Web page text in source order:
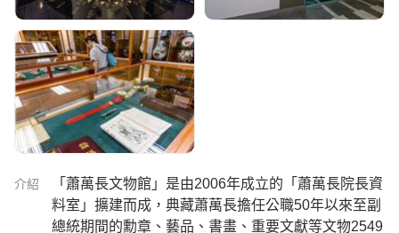
介紹
「蕭萬長文物館」是由2006年成立的「蕭萬長院長資
料室」擴建而成，典藏蕭萬長擔任公職50年以來至副
總統期間的勳章、藝品、書畫、重要文獻等文物2549